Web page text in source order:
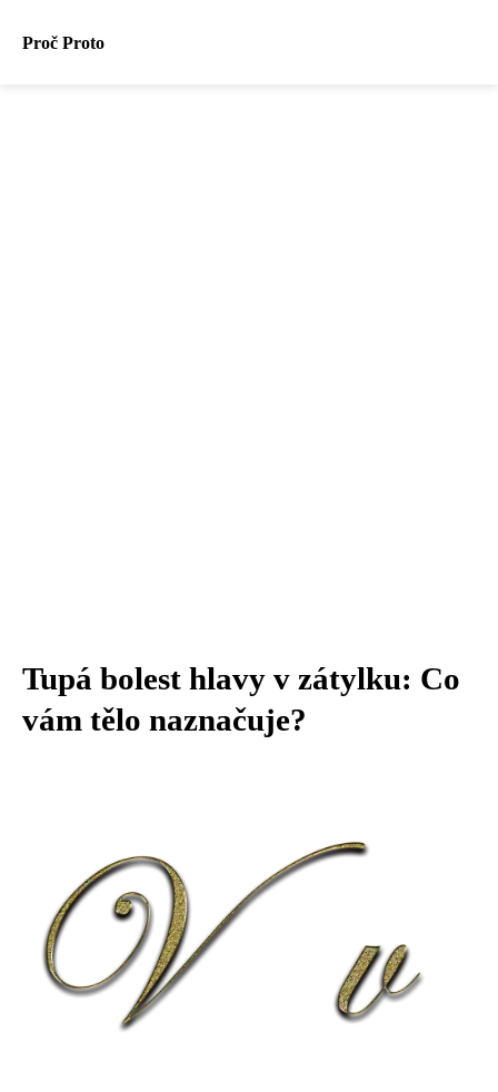
Proč Proto
Tupá bolest hlavy v zátylku: Co
vám tělo naznačuje?